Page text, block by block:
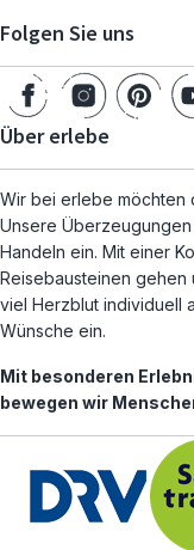
Folgen Sie uns
Über erlebe
Wir bei erlebe möchten
Unsere
Handeln ein. Mit einer
Reisebausteinen gehen
viel Herzblut individuell
Wünsche ein.
Mit besonderen
bewegen wir